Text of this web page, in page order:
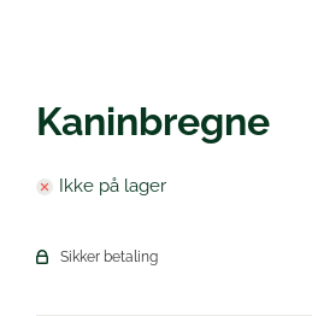
Kaninbregne
Ikke på lager
Sikker betaling